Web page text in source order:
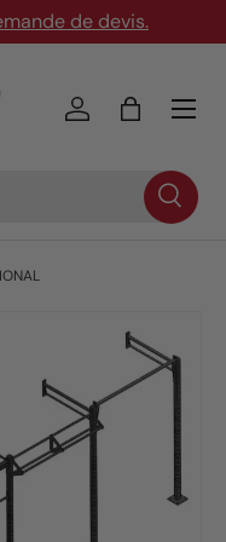
de devis.
Se connecter
Panier
Menu